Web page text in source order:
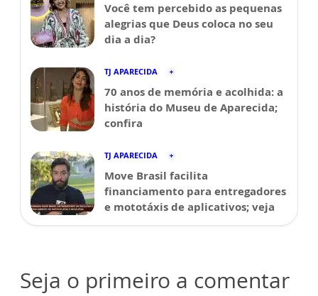
Você tem percebido as pequenas
alegrias que Deus coloca no seu
dia a dia?
TJ APARECIDA
70 anos de memória e acolhida: a
história do Museu de Aparecida;
confira
TJ APARECIDA
Move Brasil facilita
financiamento para entregadores
e mototáxis de aplicativos; veja
Seja o primeiro a comentar